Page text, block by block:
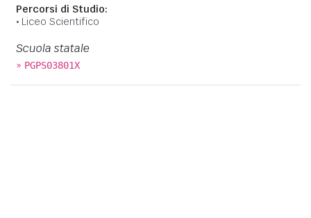
Percorsi di Studio:
Liceo Scientifico
Scuola statale
» PGPS03801X